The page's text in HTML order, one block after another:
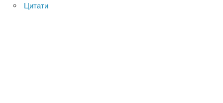
Цитати